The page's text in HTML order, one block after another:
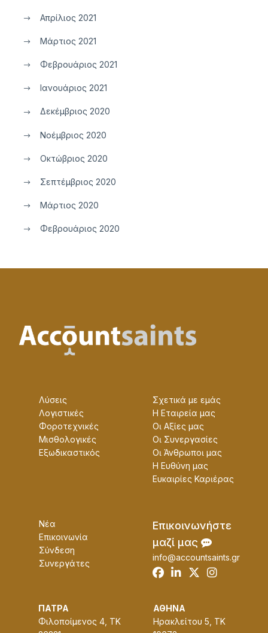
Απρίλιος 2021
Μάρτιος 2021
Φεβρουάριος 2021
Ιανουάριος 2021
Δεκέμβριος 2020
Νοέμβριος 2020
Οκτώβριος 2020
Σεπτέμβριος 2020
Μάρτιος 2020
Φεβρουάριος 2020
Λύσεις
Λογιστικές
Φοροτεχνικές
Μισθολογικές
Εξωδικαστικός
Σχετικά με εμάς
Η Εταɩρεία μας
Οɩ Αξίες μας
Οɩ Συνεργασίες
Οɩ Άνθρωποɩ μας
Η Ευθύνη μας
Ευκαɩρίες Καρɩέρας
Νέα
Επικοινωνία
Σύνδεση
Συνεργάτες
Επɩκοɩνωνήστε
μαζί μας
info@accountsaints.gr
ΠΑΤΡΑ
Φιλοποίμενος 4, ΤΚ
ΑΘΗΝΑ
Ηρακλείτου 5, ΤΚ